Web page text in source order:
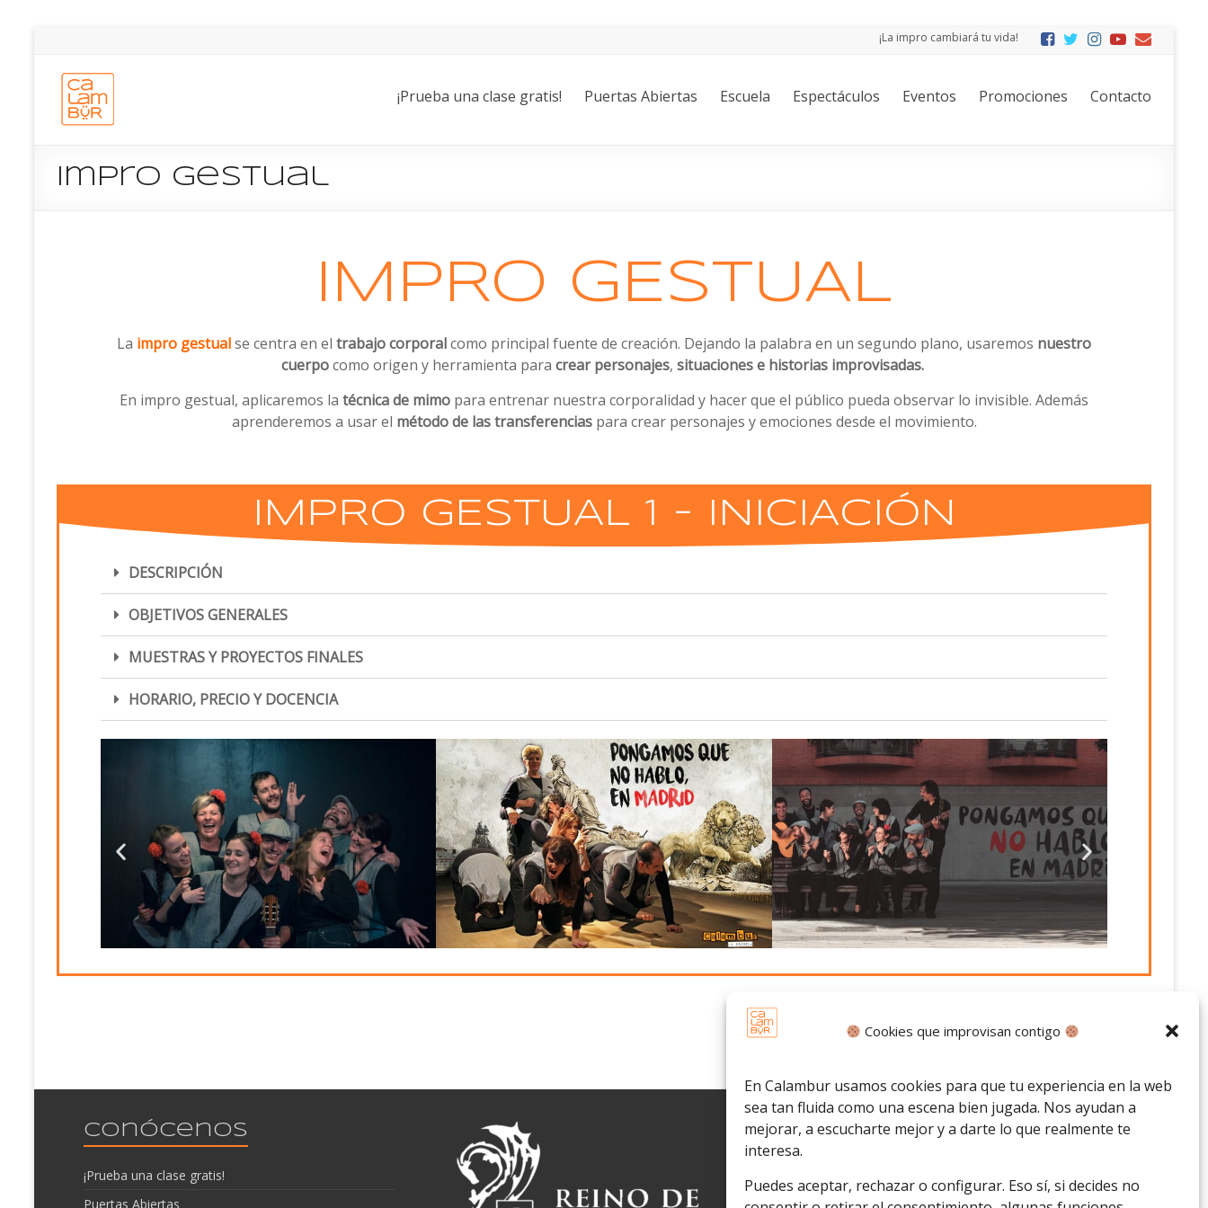
Cookies que improvisan contigo
En Calambur usamos cookies para que tu experiencia en la web
sea tan fluida como una escena bien jugada. Nos ayudan a
mejorar, a escucharte mejor y a darte lo que realmente te
interesa.
Puedes aceptar, rechazar o configurar. Eso sí, si decides no
¡La impro cambiará tu vida!
¡Prueba una clase gratis! Puertas Abiertas Escuela Espectáculos Eventos Promociones Contacto
Impro Gestual
IMPRO GESTUAL
La impro gestualse centra en el trabajo corporalcomo principal fuente de creación. Dejando la palabra en un segundo plano, usaremos nuestro
cuerpocomo origen y herramienta para crear personajes, situaciones e historias improvisadas.
En impro gestual, aplicaremos la técnica de mimo para entrenar nuestra corporalidad y hacer que el público pueda observar lo invisible. Además
aprenderemos a usar el método de las transferenciaspara crear personajes y emociones desde el movimiento.
IMPRO GESTUAL 1 - INICIACIÓN
DESCRIPCIÓN
OBJETIVOS GENERALES
MUESTRAS Y PROYECTOS FINALES
HORARIO, PRECIO Y DOCENCIA
Conócenos
¡Prueba una clase gratis!
Puertas Abiertas